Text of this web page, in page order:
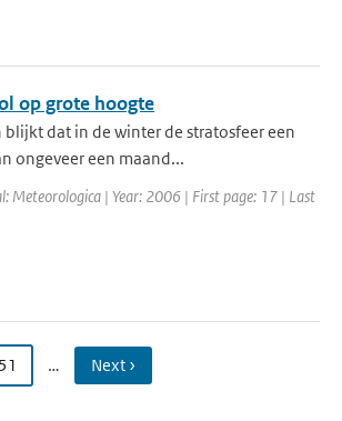
op grote hoogte
dat in de winter de stratosfeer een
ongeveer een maand...
Meteorologica | Year: 2006 | First page: 17 | Last
… Next ›